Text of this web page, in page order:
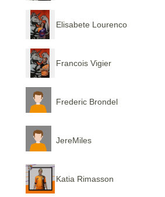
Elisabete Lourenco
Francois Vigier
Frederic Brondel
JereMiles
Katia Rimasson